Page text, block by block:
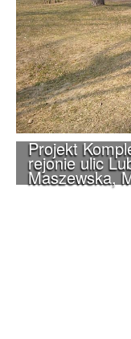
Projekt
rejonie ulic
Maszewska,